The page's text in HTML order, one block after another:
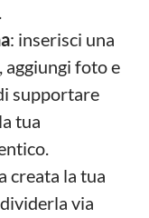
: inserisci una
aggiungi foto e
supportare
tua
creata la tua
via